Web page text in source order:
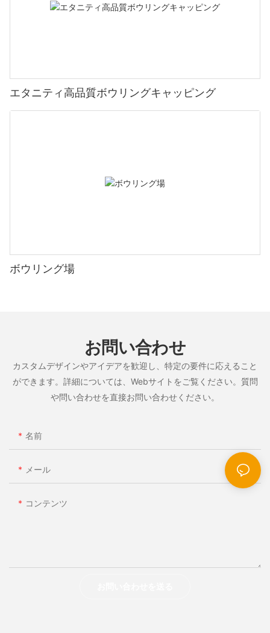
エタニティ高品質ボウリングキャッピング
ボウリング場
お問い合わせ
カスタムデザインやアイデアを歓迎し、特定の要件に応えること
ができます。詳細については、Webサイトをご覧ください。質問
や問い合わせを直接お問い合わせください。
名前
メール
コンテンツ